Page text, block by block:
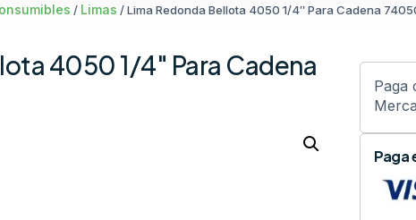
/ Limas / Lima Redonda Bellota 4050 1/4″ Para Cadena
4050 1/4″ Para Cadena
Paga
Paga